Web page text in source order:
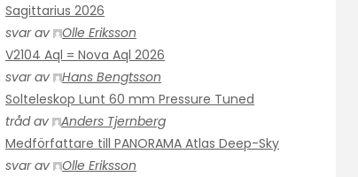
Sagittarius 2026
svar av
Olle Eriksson
V2104 Aql = Nova Aql 2026
svar av
Hans Bengtsson
Solteleskop Lunt 60 mm Pressure Tuned
tråd av
Anders Tjernberg
Medförfattare till PANORAMA Atlas Deep-Sky
svar av
Olle Eriksson